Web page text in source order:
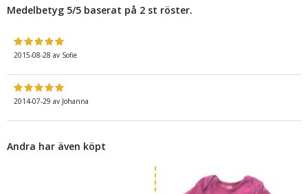
Medelbetyg 5/5 baserat på 2 st röster.
2015-08-28 av Sofie
2014-07-29 av Johanna
Andra har även köpt